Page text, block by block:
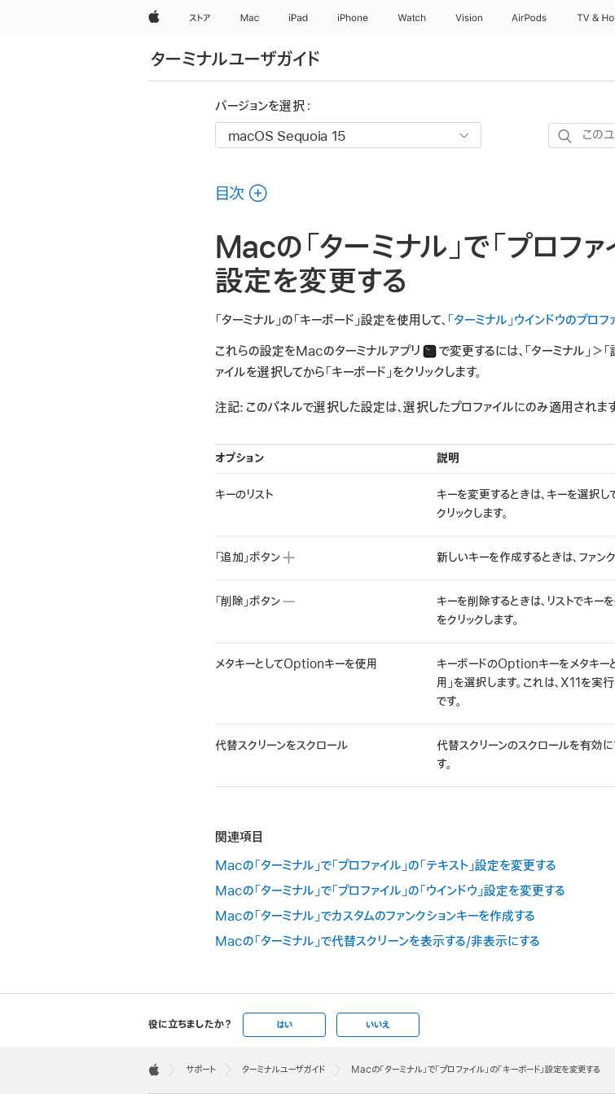
Appleストア Mac iPad iPhone Watch Vision AirPods TV &
ターミナルユーザガイド
バージョンを選択：
こ
ガ
イ
検
索
目次
Macの「ターミナル」で「プロファ
設定を変更する
「ターミナル」の「キーボード」設定を使用して、 「ターミナル」ウインドウのプロフ
これらの設定をMacのターミナルアプリ
で変更するには、「ターミナル」＞「
ァイルを選択してから「キーボード」をクリックします。
注記: このパネルで選択した設定は、選択したプロファイルにのみ適用されま
オプション 説明
キーのリスト
キーを変更するときは、キーを選択し
クリックします。
「追加」ボタン 新しいキーを作成するときは、ファン
「削除」ボタン
キーを削除するときは、リストでキー
をクリックします。
メタキーとしてOptionキーを使用
キーボードのOptionキーをメタキー
用」を選択します。これは、X11を実
です。
代替スクリーンをスクロール
代替スクリーンのスクロールを有効に
す。
関連項目
Macの「ターミナル」で「プロファイル」の「テキスト」設定を変更する
Macの「ターミナル」で「プロファイル」の「ウインドウ」設定を変更する
Macの「ターミナル」でカスタムのファンクションキーを作成する
Macの「ターミナル」で代替スクリーンを表示する/非表示にする
役に立ちましたか？ はい いいえ
Footer

サポート ターミナルユーザガイド Macの「ターミナル」で「プロファイル」の「キーボード」設定を変更する